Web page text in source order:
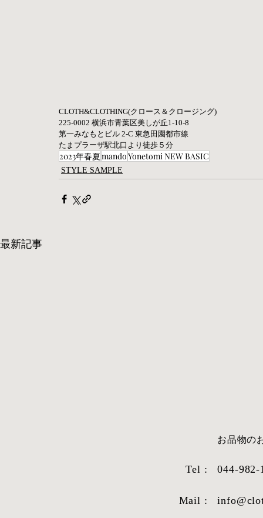
CLOTH&CLOTHING(クロース＆クロージング)
225-0002 横浜市青葉区美しが丘1-10-8
第一みなもとビル 2-C 東急田園都市線
たまプラーザ駅北口より徒歩５分
2023年春夏mandoYonetomi NEW BASIC
STYLE SAMPLE
最新記事
お品物の
Tel : 044-982-
Mail :